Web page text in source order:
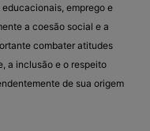
emprego e
a coesão social e a
combater atitudes
a inclusão e o respeito
de sua origem